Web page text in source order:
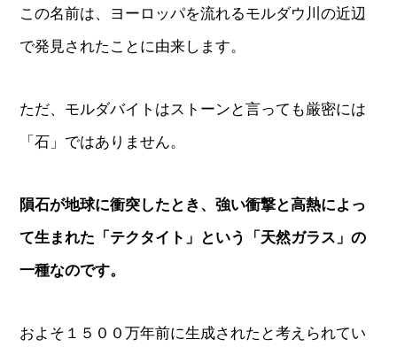
この名前は、ヨーロッパを流れるモルダウ川の近辺
で発見されたことに由来します。
ただ、モルダバイトはストーンと言っても厳密には
「石」ではありません。
隕石が地球に衝突したとき、強い衝撃と高熱によっ
て生まれた「テクタイト」という「天然ガラス」の
一種なのです。
およそ１５００万年前に生成されたと考えられてい